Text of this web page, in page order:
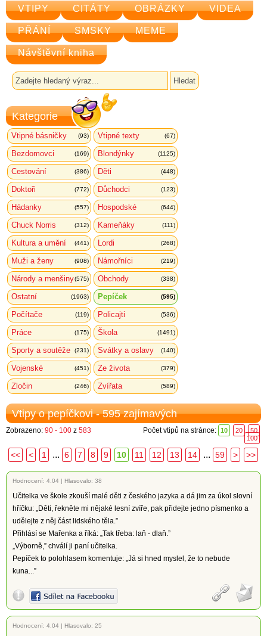
VTIPY CITÁTY OBRÁZKY VIDEA
PŘÁNÍ SMSKY MEME
Návštěvní kniha
Kategorie
Vtipné básničky (93) Vtipné texty (67)
Bezdomovci (169) Blondýnky (1125)
Cestování (386) Děti (448)
Doktoři (772) Důchodci (123)
Hádanky (557) Hospodské (644)
Chuck Norris (312) Kameňáky (111)
Kultura a umění (441) Lordi (268)
Muži a ženy (908) Námořníci (219)
Národy a menšiny(575) Obchody (338)
Ostatní (1963) Pepíček (595)
Počítače (119) Policajti (536)
Práce (175) Škola (1491)
Sporty a soutěže (231) Svátky a oslavy (140)
Vojenské (451) Ze života (379)
Zločin (246) Zvířata (589)
Vtipy o pepíčkovi - 595 zajímavých
Zobrazeno: 90 - 100 z 583 Počet vtipů na stránce: 10 20
50
100
<< < 1 ... 6 7 8 9 10 11 12 13 14 ... 59 > >>
Hodnocení: 4.04 | Hlasovalo: 38
Učitelka ve škole zkouší malé děti z českého jazyka a dá jim za úkol slovní
hříčku: „Děti, řekněte mi nějaké lesní zvíře, pak přidejte jedno písmenko a
udělejte z něj část lidského těla.”
Přihlásí se Mařenka a říká: „Tak třeba: laň - dlaň.”
„Výborně,” chválí ji paní učitelka.
Pepíček to polohlasem komentuje: „Já si hned myslel, že to nebude
kuna...”
Hodnocení: 4.04 | Hlasovalo: 25